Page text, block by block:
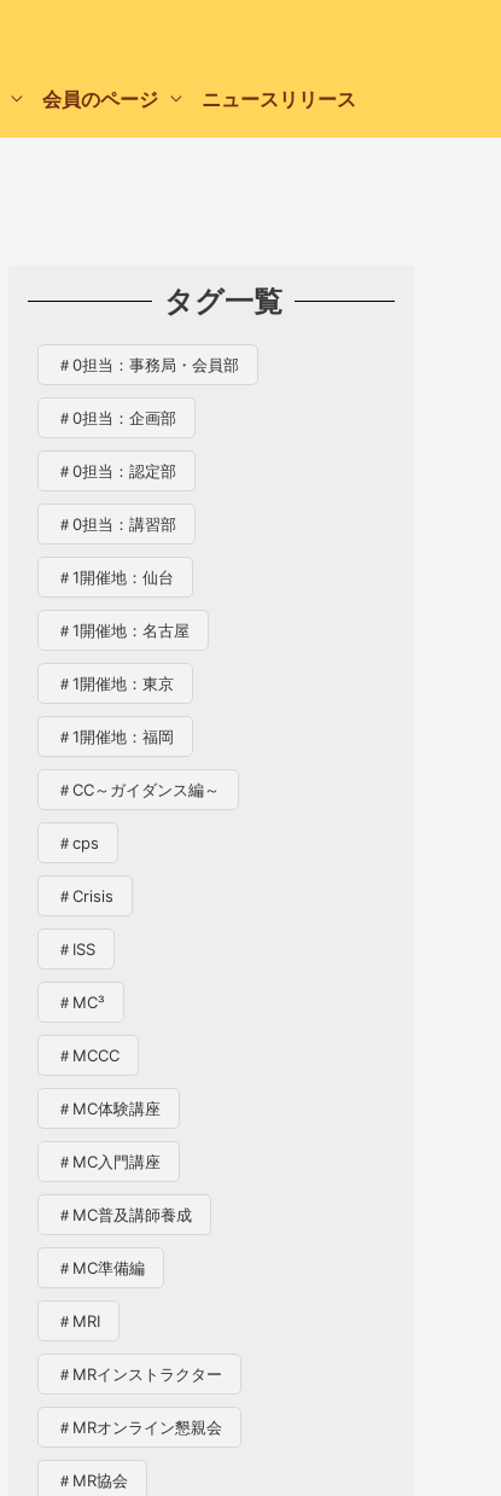
会員のページ ニュースリリース
タグ一覧
＃0担当：事務局・会員部
＃0担当：企画部
＃0担当：認定部
＃0担当：講習部
＃1開催地：仙台
＃1開催地：名古屋
＃1開催地：東京
＃1開催地：福岡
＃CC～ガイダンス編～
＃cps
＃Crisis
＃ISS
＃MC³
＃MCCC
＃MC体験講座
＃MC入門講座
＃MC普及講師養成
＃MC準備編
＃MRI
＃MRインストラクター
＃MRオンライン懇親会
＃MR協会